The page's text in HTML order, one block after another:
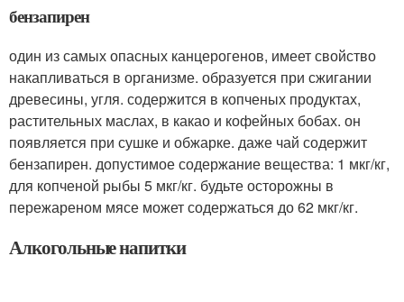
бензапирен
один из самых опасных канцерогенов, имеет свойство
накапливаться в организме. образуется при сжигании
древесины, угля. содержится в копченых продуктах,
растительных маслах, в какао и кофейных бобах. он
появляется при сушке и обжарке. даже чай содержит
бензапирен. допустимое содержание вещества: 1 мкг/кг,
для копченой рыбы 5 мкг/кг. будьте осторожны в
пережареном мясе может содержаться до 62 мкг/кг.
Алкогольные напитки